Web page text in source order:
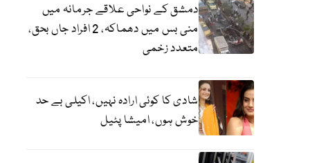
دمشق کے نواحی علاقے جرمانہ میں
منی بس میں دھماکہ، 2 افراد جاں بحق،
متعدد زخمی
شادی کا کوئی ارادہ نہیں، اکیلی بے حد
خوش ہوں، امیشا پٹیل